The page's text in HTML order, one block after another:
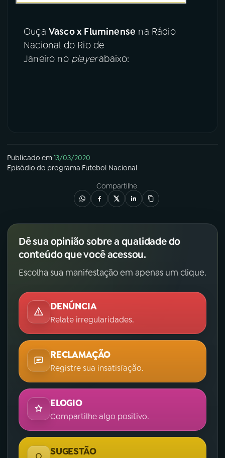
Ouça Vasco x Fluminense na Rádio
Nacional do Rio de
Janeiro no playerabaixo:
Publicado em13/03/2020
Episódio do programa Futebol Nacional
Compartilhe
Dê sua opinião sobre a qualidade do
conteúdo que você acessou.
Escolha sua manifestação em apenas um clique.
DENÚNCIA
Relate irregularidades.
RECLAMAÇÃO
Registre sua insatisfação.
ELOGIO
Compartilhe algo positivo.
SUGESTÃO